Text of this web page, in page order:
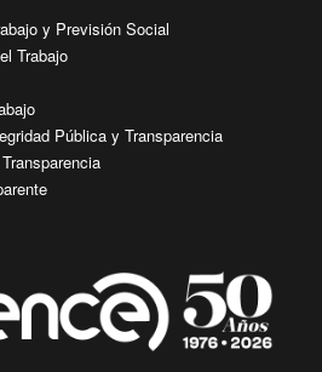
y Previsión Social
Trabajo
Pública y Transparencia